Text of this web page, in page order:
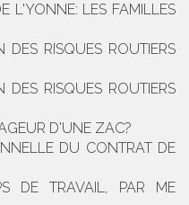
L'YONNE: LES FAMILLES
DES RISQUES ROUTIERS
DES RISQUES ROUTIERS
D'UNE ZAC?
DU CONTRAT DE
DE TRAVAIL, PAR ME